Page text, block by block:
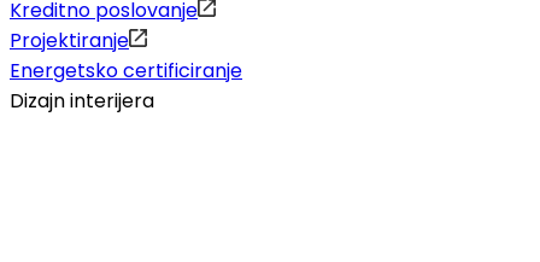
Kreditno poslovanje
Projektiranje
Energetsko certificiranje
Dizajn interijera